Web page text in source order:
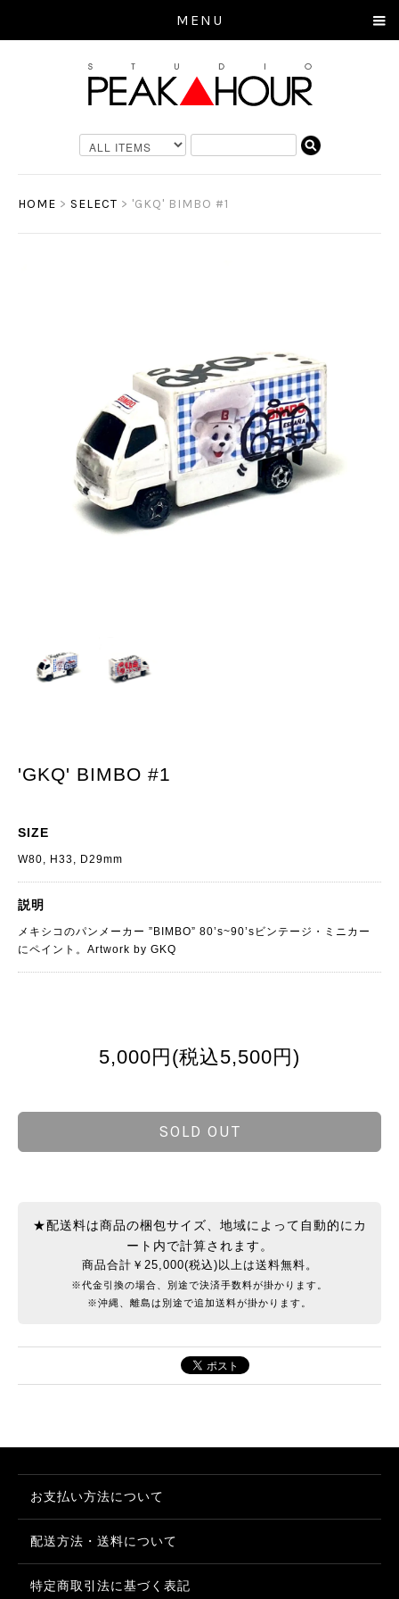
MENU
HOME > SELECT > 'GKQ' BIMBO #1
'GKQ' BIMBO #1
SIZE
W80, H33, D29mm
説明
メキシコのパンメーカー ”BIMBO” 80’s~90’sビンテージ・ミニカー
にペイント。Artwork by GKQ
5,000円(税込5,500円)
SOLD OUT
★配送料は商品の梱包サイズ、地域によって自動的にカ
ート内で計算されます。
商品合計￥25,000(税込)以上は送料無料。
※代金引換の場合、別途で決済手数料が掛かります。
※沖縄、離島は別途で追加送料が掛かります。
お支払い方法について
配送方法・送料について
特定商取引法に基づく表記